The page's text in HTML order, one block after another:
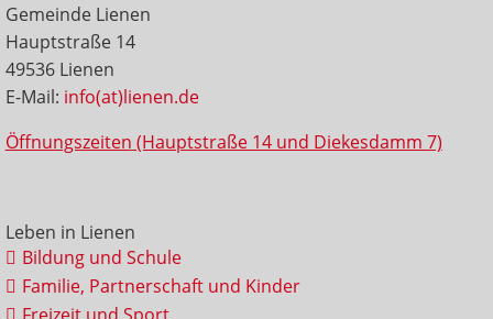
Gemeinde Lienen
Hauptstraße 14
49536 Lienen
E-Mail: info(at)lienen.de
Öffnungszeiten (Hauptstraße 14 und Diekesdamm 7)
Leben in Lienen
Bildung und Schule
Familie, Partnerschaft und Kinder